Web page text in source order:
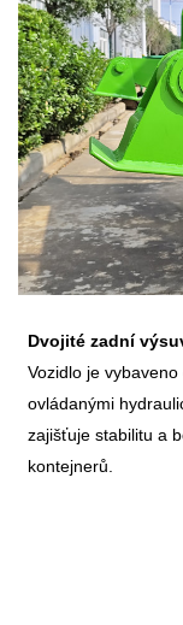
Dvojité zadní
Vozidlo je
ovládanými
zajišťuje stabilitu a
kontejnerů.